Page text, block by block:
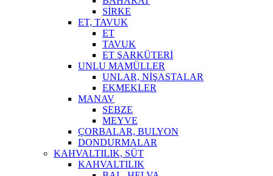
SİRKE
ET, TAVUK
ET
TAVUK
ET ŞARKÜTERİ
UNLU MAMÜLLER
UNLAR, NİŞASTALAR
EKMEKLER
MANAV
SEBZE
MEYVE
ÇORBALAR, BULYON
DONDURMALAR
KAHVALTILIK, SÜT
KAHVALTILIK